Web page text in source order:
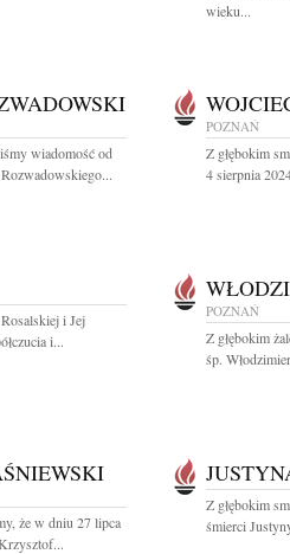
wieku...
wiadomość od
POZNAŃ
Z głębokim
4 sierpnia
i Jej
i...
POZNAŃ
Z głębokim
śp.
że w dniu 27 lipca
Z głębokim
śmierci